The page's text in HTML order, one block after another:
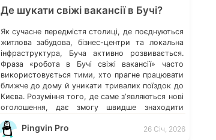
Де шукати свіжі вакансії в Бучі?
Як сучасне передмістя столиці, де поєднуються
житлова забудова, бізнес-центри та локальна
інфраструктура, Буча активно розвивається.
Фраза «робота в Бучі свіжі вакансії» часто
використовується тими, хто прагне працювати
ближче до дому й уникати тривалих поїздок до
Києва. Розуміння того, де саме зʼявляються нові
оголошення, дає змогу швидше знаходити
працевлаштування переважають у місті […]
Pingvin Pro 26 Січ, 2026